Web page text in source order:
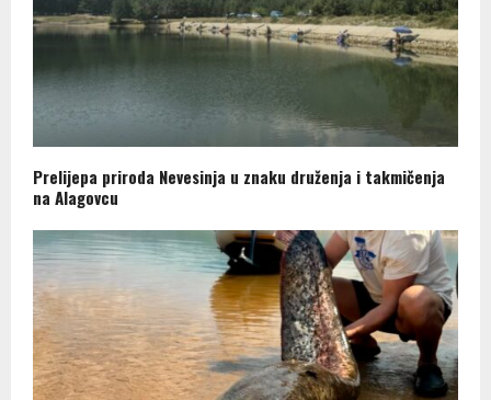
Prelijepa priroda Nevesinja u znaku druženja i takmičenja
na Alagovcu